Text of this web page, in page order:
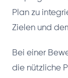
Plan zu
Zielen und
Bei einer
die nützliche